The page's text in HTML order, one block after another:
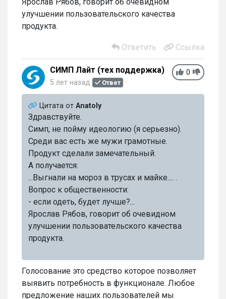
улучшении пользовательского качества
продукта.
Ответить Ссылка
0
СИМП Лайт (тех поддержка)
5 лет назад Ответ
Цитата от Anatoly
Здравствуйте.
Симп, не пойму идеологию (я серьезно).
Среди вас есть же мужи грамотные.
Продукт сделали замечательный.
А получается:
...Выгнали на мороз в трусах и майке.... .
Вопрос к общественности:
- если одеть, будет лучше?...
Ярослав Рябов, говорит об очевидном
улучшении пользовательского качества
продукта.
Голосование это средство которое позволяет
выявить потребность в функционале. Любое
предложение наших пользователей мы